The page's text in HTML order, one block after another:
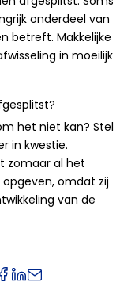
onderdeel van
betreft. Makkelijke
in moeilijk
het niet kan? Stel
in kwestie.
zomaar al het
omdat zij
van de